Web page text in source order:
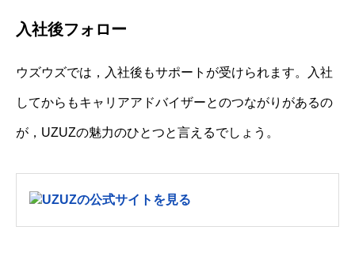
入社後フォロー
ウズウズでは，入社後もサポートが受けられます。入社
してからもキャリアアドバイザーとのつながりがあるの
が，UZUZの魅力のひとつと言えるでしょう。
UZUZの公式サイトを見る